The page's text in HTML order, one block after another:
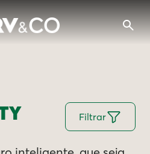
Filtrar